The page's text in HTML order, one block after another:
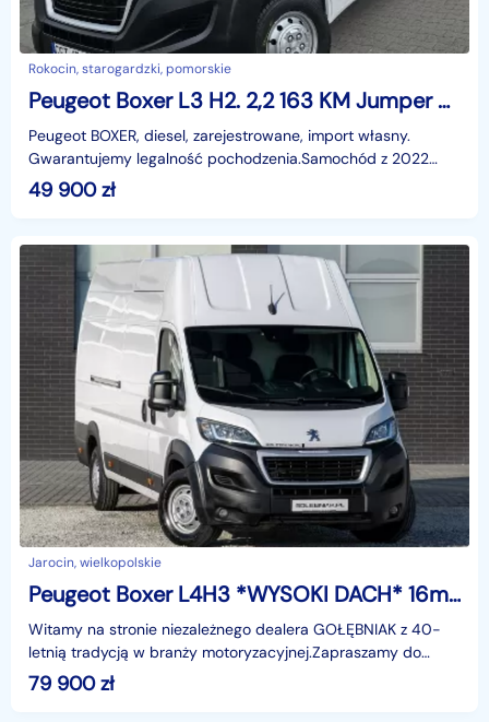
Rokocin, starogardzki, pomorskie
Peugeot Boxer L3 H2. 2,2 163 KM Jumper Ducato. F-RA VAT.
Peugeot BOXER, diesel, zarejestrowane, import własny.
Gwarantujemy legalność pochodzenia.Samochód z 2022
roku, przebieg 175 000 km.Silnik 2.2 o mocy 163 KM – ni
49 900zł
Jarocin, wielkopolskie
Peugeot Boxer L4H3 *WYSOKI DACH* 16m3 Maxi koła 16cali tempomat nawigacja kamera
Witamy na stronie niezależnego dealera GOŁĘBNIAK z 40-
letnią tradycją w branży motoryzacyjnej.Zapraszamy do
odwiedzenia salonu :poniedziałek - piątek 08:00 - 16
79 900zł